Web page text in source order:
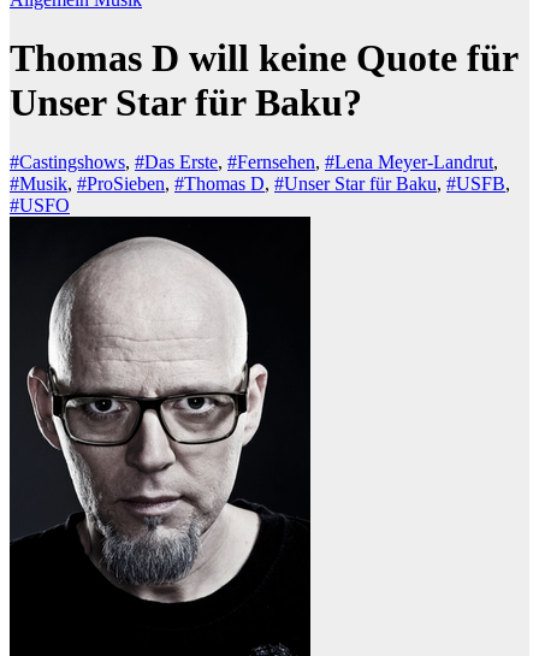
Thomas D will keine Quote für
Unser Star für Baku?
#Castingshows, #Das Erste, #Fernsehen, #Lena Meyer-Landrut,
#Musik, #ProSieben, #Thomas D, #Unser Star für Baku, #USFB,
#USFO